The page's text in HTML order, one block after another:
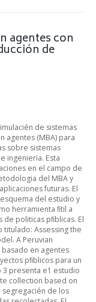
agentes con
de
de sistemas
agentes (MBA) para
sobre sistemas
ingenieria. Esta
en el campo de
del MBA y
futuras. El
del estudio y
herramienta ﬁtil a
politicas pﬁblicas. El
Assessing the
A Peruvian
en agentes
pﬁblicos para un
3 presenta e1 estudio
collection based on
de los